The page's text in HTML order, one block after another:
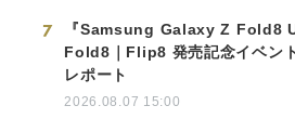
7
『Samsung Galaxy Z Fold8
Fold8｜Flip8 発売記念イベン
レポート
2026.08.07 15:00